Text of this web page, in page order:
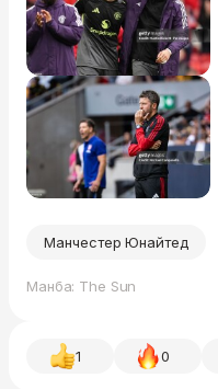
Манчестер Юнайтед
Манба: The Sun
1 0